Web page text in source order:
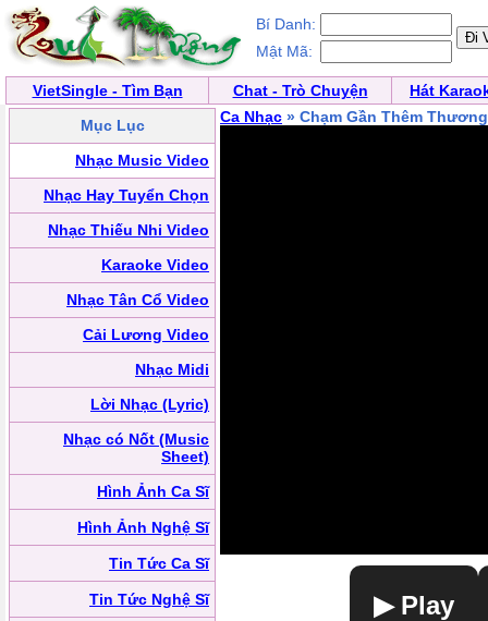
Bí Danh:
Mật Mã:
VietSingle - Tìm Bạn Chat - Trò Chuyện
Hát
Mục Lục
Nhạc Music Video
Nhạc Hay Tuyển Chọn
Nhạc Thiếu Nhi Video
Karaoke Video
Nhạc Tân Cổ Video
Cải Lương Video
Nhạc Midi
Lời Nhạc (Lyric)
Nhạc có Nốt (Music
Sheet)
Hình Ảnh Ca Sĩ
Hình Ảnh Nghệ Sĩ
Tin Tức Ca Sĩ
Tin Tức Nghệ Sĩ
Ca Nhạc » Chạm Gần Thêm Thương
▶ Play